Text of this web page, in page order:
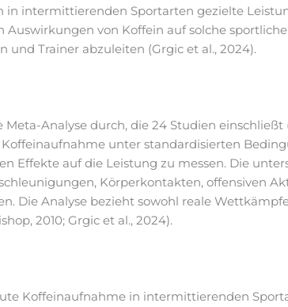
in intermittierenden Sportarten gezielte
Auswirkungen von Koffein auf solche
Trainer abzuleiten (Grgic et al., 2024).
Analyse durch, die 24 Studien einschließt
unter standardisierten
Effekte auf die Leistung zu messen. Die
Körperkontakten, offensiven
Die Analyse bezieht sowohl reale
2010; Grgic et al., 2024).
Koffeinaufnahme in intermittierenden